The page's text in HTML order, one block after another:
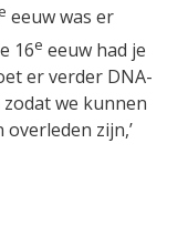
eeuw was er
16e eeuw had je
er verder DNA-
we kunnen
zijn,’